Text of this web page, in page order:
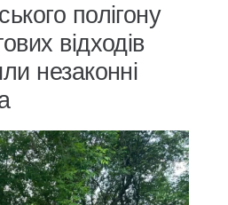
полігону
відходів
незаконні